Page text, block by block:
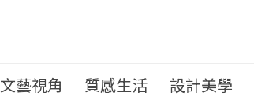
文藝視角 質感生活 設計美學